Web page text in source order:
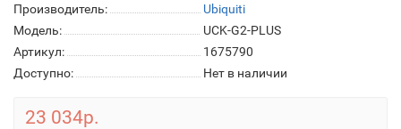
Производитель:
Ubiquiti
Модель:
UCK-G2-PLUS
Артикул:
1675790
Доступно:
Нет в наличии
23 034р.